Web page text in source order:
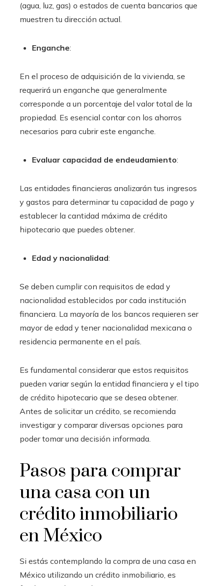
(agua, luz, gas) o estados de cuenta bancarios que
muestren tu dirección actual.
Enganche:
En el proceso de adquisición de la vivienda, se
requerirá un enganche que generalmente
corresponde a un porcentaje del valor total de la
propiedad. Es esencial contar con los ahorros
necesarios para cubrir este enganche.
Evaluar capacidad de endeudamiento:
Las entidades financieras analizarán tus ingresos
y gastos para determinar tu capacidad de pago y
establecer la cantidad máxima de crédito
hipotecario que puedes obtener.
Edad y nacionalidad:
Se deben cumplir con requisitos de edad y
nacionalidad establecidos por cada institución
financiera. La mayoría de los bancos requieren ser
mayor de edad y tener nacionalidad mexicana o
residencia permanente en el país.
Es fundamental considerar que estos requisitos
pueden variar según la entidad financiera y el tipo
de crédito hipotecario que se desea obtener.
Antes de solicitar un crédito, se recomienda
investigar y comparar diversas opciones para
poder tomar una decisión informada.
Pasos para comprar
una casa con un
crédito inmobiliario
en México
Si estás contemplando la compra de una casa en
México utilizando un crédito inmobiliario, es